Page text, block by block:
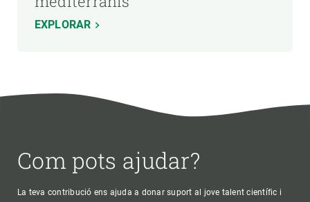
EXPLORAR
Com pots ajudar?
La teva contribució ens ajuda a donar suport al jove talent científic i